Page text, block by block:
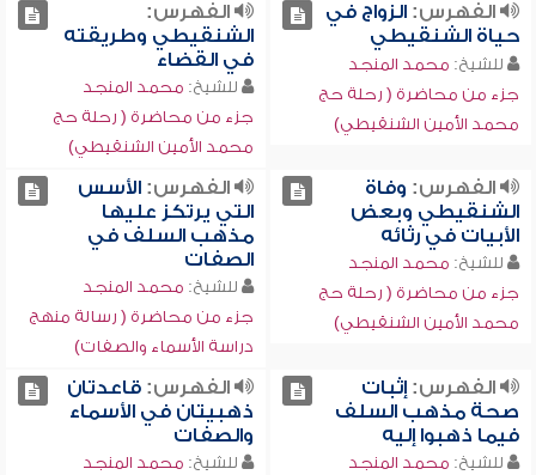
الفهرس:الزواج في
حياة الشنقيطي
للشيخ: محمد المنجد
جزء من محاضرة ( رحلة حج
محمد الأمين الشنقيطي)
الفهرس:
الشنقيطي وطريقته
في القضاء
للشيخ: محمد المنجد
جزء من محاضرة ( رحلة حج
محمد الأمين الشنقيطي)
الفهرس: وفاة
الشنقيطي وبعض
الأبيات في رثائه
للشيخ: محمد المنجد
جزء من محاضرة ( رحلة حج
محمد الأمين الشنقيطي)
الفهرس:الأسس
التي يرتكز عليها
مذهب السلف في
الصفات
للشيخ: محمد المنجد
جزء من محاضرة ( رسالة منهج
دراسة الأسماء والصفات)
الفهرس:إثبات
صحة مذهب السلف
فيما ذهبوا إليه
للشيخ: محمد المنجد
الفهرس:قاعدتان
ذهبيتان في الأسماء
والصفات
للشيخ: محمد المنجد